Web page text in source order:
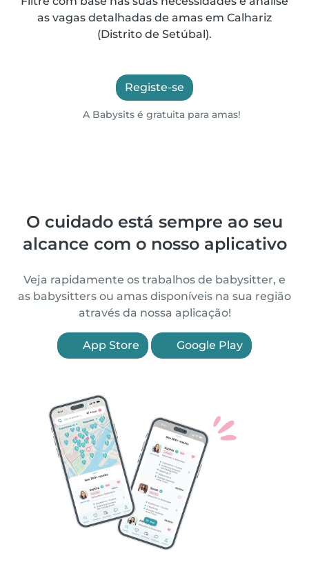
as vagas detalhadas de amas em Calhariz
(Distrito de Setúbal).
Registe-se
A Babysits é gratuita para amas!
O cuidado está sempre ao seu
alcance com o nosso aplicativo
Veja rapidamente os trabalhos de babysitter, e
as babysitters ou amas disponíveis na sua região
através da nossa aplicação!
App Store Google Play